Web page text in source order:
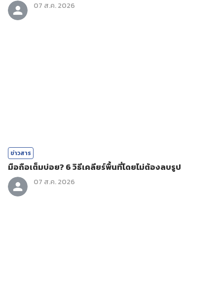
07 ส.ค. 2026
ข่าวสาร
มือถือเต็มบ่อย? 6 วิธีเคลียร์พื้นที่โดยไม่ต้องลบรูป
07 ส.ค. 2026